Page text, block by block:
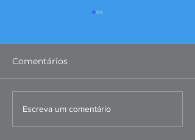
Missão ao Peru
fortalece negócios e
Comentários
Escreva um comentário